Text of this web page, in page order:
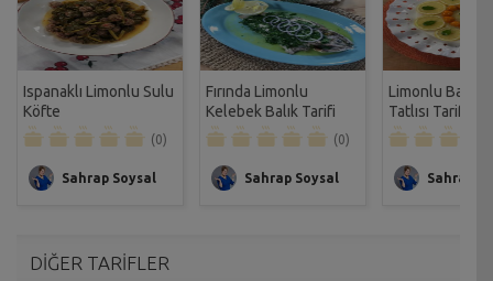
Ispanaklı Limonlu Sulu
Köfte
(0)
Sahrap Soysal
Fırında Limonlu
Kelebek Balık Tarifi
(0)
Sahrap Soysal
Limonlu
Tatlısı Tarifi
Sahrap
DİĞER TARİFLER